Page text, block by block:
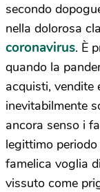
secondo
nella dolorosa
coronavirus. È
quando la
acquisti, vendite
inevitabilmente
ancora senso i
legittimo periodo
famelica voglia
vissuto come